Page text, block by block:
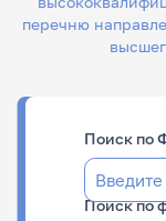
перечню
Поиск по
Поиск по